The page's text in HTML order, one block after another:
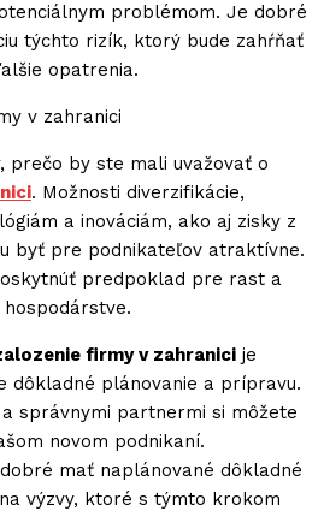
problémom. Je dobré
týchto rizík, ktorý bude zahŕňať
opatrenia.
v zahranici
prečo by ste mali uvažovať o
. Možnosti diverzifikácie,
a inováciám, ako aj zisky z
byť pre podnikateľov atraktívne.
predpoklad pre rast a
firmy v zahranici je
dôkladné plánovanie a prípravu.
správnymi partnermi si môžete
novom podnikaní.
mať naplánované dôkladné
výzvy, ktoré s týmto krokom